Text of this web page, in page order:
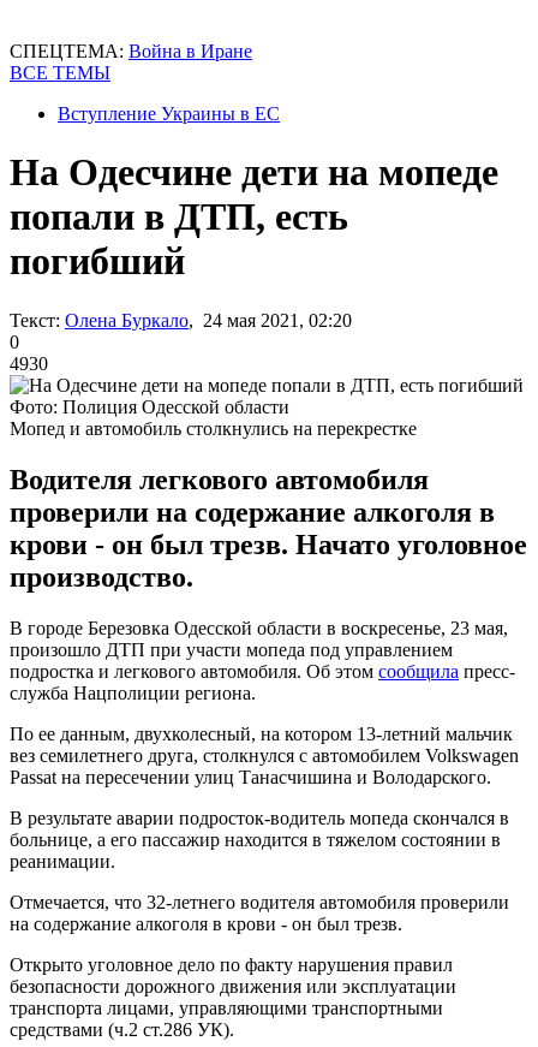
СПЕЦТЕМА: Война в Иране
ВСЕ ТЕМЫ
Вступление Украины в ЕС
На Одесчине дети на мопеде
попали в ДТП, есть
погибший
Текст: Олена Буркало, 24 мая 2021, 02:20
0
4930
Фото: Полиция Одесской области
Мопед и автомобиль столкнулись на перекрестке
Водителя легкового автомобиля
проверили на содержание алкоголя в
крови - он был трезв. Начато уголовное
производство.
В городе Березовка Одесской области в воскресенье, 23 мая,
произошло ДТП при участи мопеда под управлением
подростка и легкового автомобиля. Об этом сообщила пресс-
служба Нацполиции региона.
По ее данным, двухколесный, на котором 13-летний мальчик
вез семилетнего друга, столкнулся с автомобилем Volkswagen
Passat на пересечении улиц Танасчишина и Володарского.
В результате аварии подросток-водитель мопеда скончался в
больнице, а его пассажир находится в тяжелом состоянии в
реанимации.
Отмечается, что 32-летнего водителя автомобиля проверили
на содержание алкоголя в крови - он был трезв.
Открыто уголовное дело по факту нарушения правил
безопасности дорожного движения или эксплуатации
транспорта лицами, управляющими транспортными
средствами (ч.2 ст.286 УК).